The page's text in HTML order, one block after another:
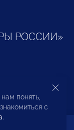
РОССИИ»
и
понять,
с
.